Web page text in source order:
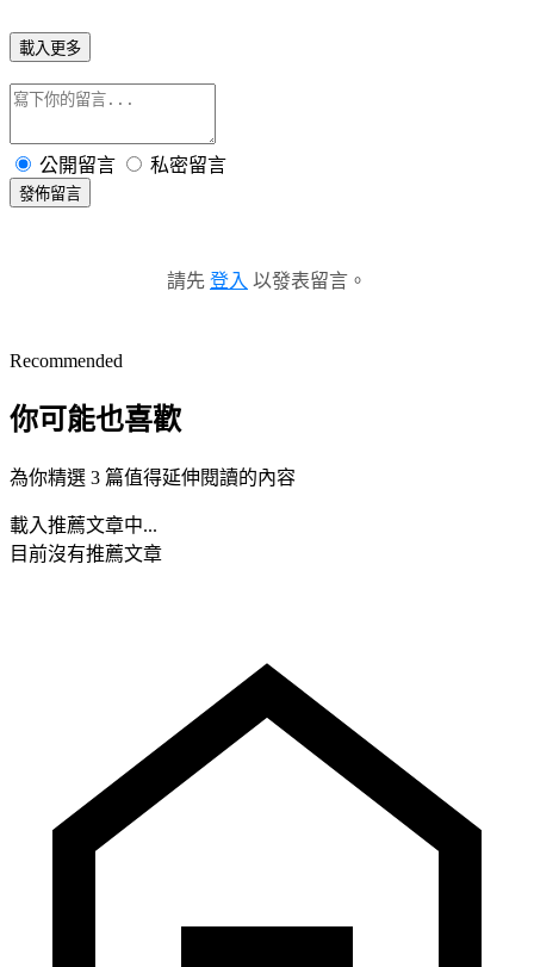
載入更多
公開留言 私密留言
發佈留言
請先 登入 以發表留言。
Recommended
你可能也喜歡
為你精選 3 篇值得延伸閱讀的內容
載入推薦文章中...
目前沒有推薦文章